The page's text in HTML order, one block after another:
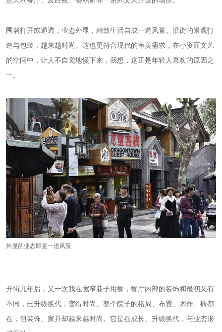
围墙打开或通透，业态外显，精致生活自成一道风景。沿街的景观打
造与包装，越来越时尚。这也更符合现代的审美需求，在小资而文艺
的空间中，让人不自觉地慢下来，我想，这正是年轻人喜欢的原因之
一。
外显的业态即是一道风景
开街几年后，又一次我在宽窄巷子用餐，餐厅内部的装饰和最初又有
不同，已升级换代，变得时尚。整个院子的格局、布置、木作、砖都
在，但装饰、家具却越来越时尚。它是在成长、升级换代，与业态形